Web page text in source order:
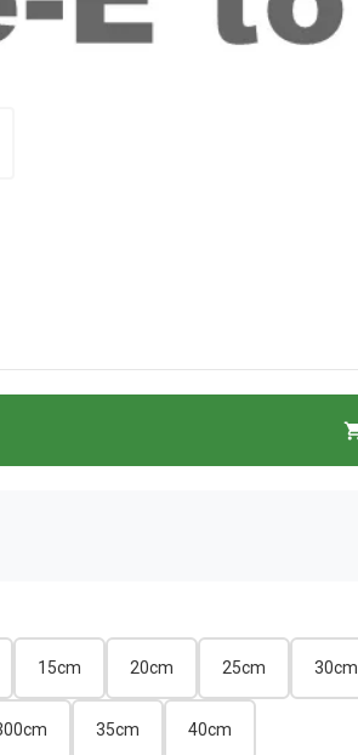
15cm 20cm 25cm 30cm
35cm 40cm